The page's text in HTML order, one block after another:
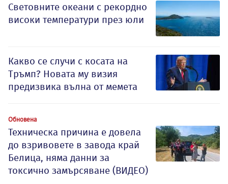
Световните океани с рекордно
високи температури през юли
Какво се случи с косата на
Тръмп? Новата му визия
предизвика вълна от мемета
Обновена
Техническа причина е довела
до взривовете в завода край
Белица, няма данни за
токсично замърсяване (ВИДЕО)